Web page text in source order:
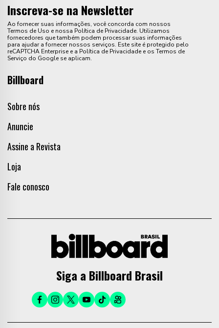
Inscreva-se na Newsletter
Ao fornecer suas informações, você concorda com nossos
Termos de Uso e nossa Política de Privacidade. Utilizamos
fornecedores que também podem processar suas informações
para ajudar a fornecer nossos serviços. Este site é protegido pelo
reCAPTCHA Enterprise e a Política de Privacidade e os Termos de
Serviço do Google se aplicam.
Billboard
Sobre nós
Anuncie
Assine a Revista
Loja
Fale conosco
Siga a Billboard Brasil